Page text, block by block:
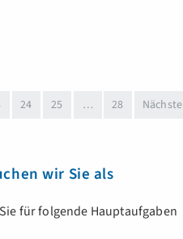
24 25 … 28 Nächste
wir Sie als
für folgende Hauptaufgaben